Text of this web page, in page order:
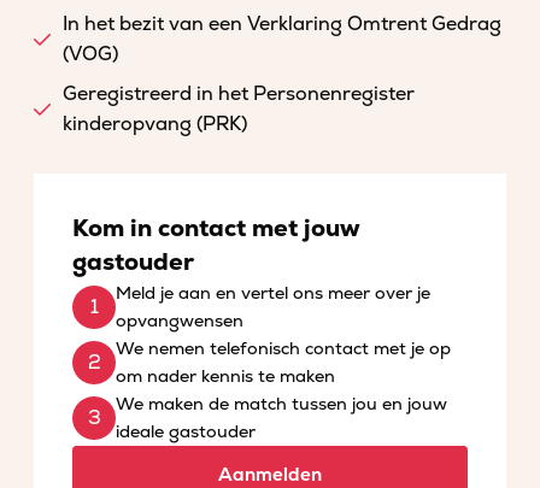
In het bezit van een Verklaring Omtrent Gedrag
(VOG)
Geregistreerd in het Personenregister
kinderopvang (PRK)
Kom in contact met jouw
gastouder
Meld je aan en vertel ons meer over je
opvangwensen
We nemen telefonisch contact met je op
om nader kennis te maken
We maken de match tussen jou en jouw
ideale gastouder
Aanmelden